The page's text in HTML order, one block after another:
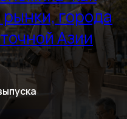
города
Азии